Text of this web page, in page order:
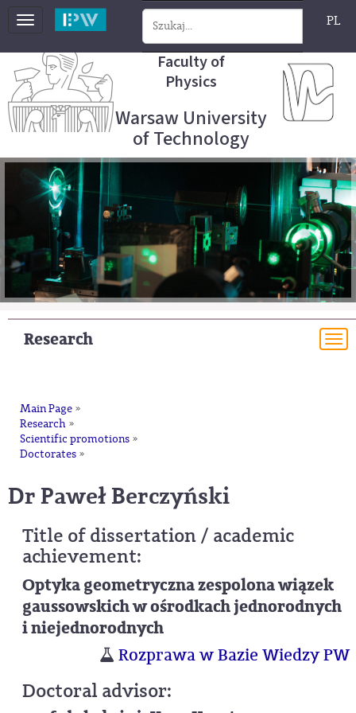
Toggle
PL
Faculty of
Physics
Warsaw University
of Technology
Research
Main Page »
Research »
Scientific promotions »
Doctorates »
dr Paweł Berczyński
Title of dissertation / academic
achievement:
Optyka geometryczna zespolona wiązek
gaussowskich w ośrodkach jednorodnych
i niejednorodnych
Rozprawa w Bazie Wiedzy PW
Doctoral advisor: